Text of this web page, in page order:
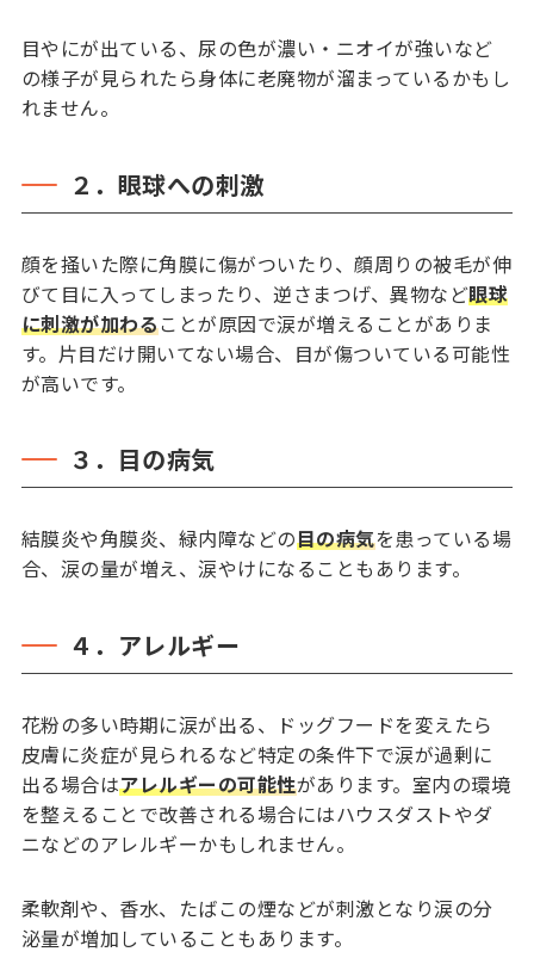
目やにが出ている、尿の色が濃い・ニオイが強いなど
の様子が見られたら身体に老廃物が溜まっているかもし
れません。
２．眼球への刺激
顔を掻いた際に角膜に傷がついたり、顔周りの被毛が伸
びて目に入ってしまったり、逆さまつげ、異物など眼球
に刺激が加わることが原因で涙が増えることがありま
す。片目だけ開いてない場合、目が傷ついている可能性
が高いです。
３．目の病気
結膜炎や角膜炎、緑内障などの目の病気を患っている場
合、涙の量が増え、涙やけになることもあります。
４．アレルギー
花粉の多い時期に涙が出る、ドッグフードを変えたら
皮膚に炎症が見られるなど特定の条件下で涙が過剰に
出る場合はアレルギーの可能性があります。室内の環境
を整えることで改善される場合にはハウスダストやダ
ニなどのアレルギーかもしれません。
柔軟剤や、香水、たばこの煙などが刺激となり涙の分
泌量が増加していることもあります。